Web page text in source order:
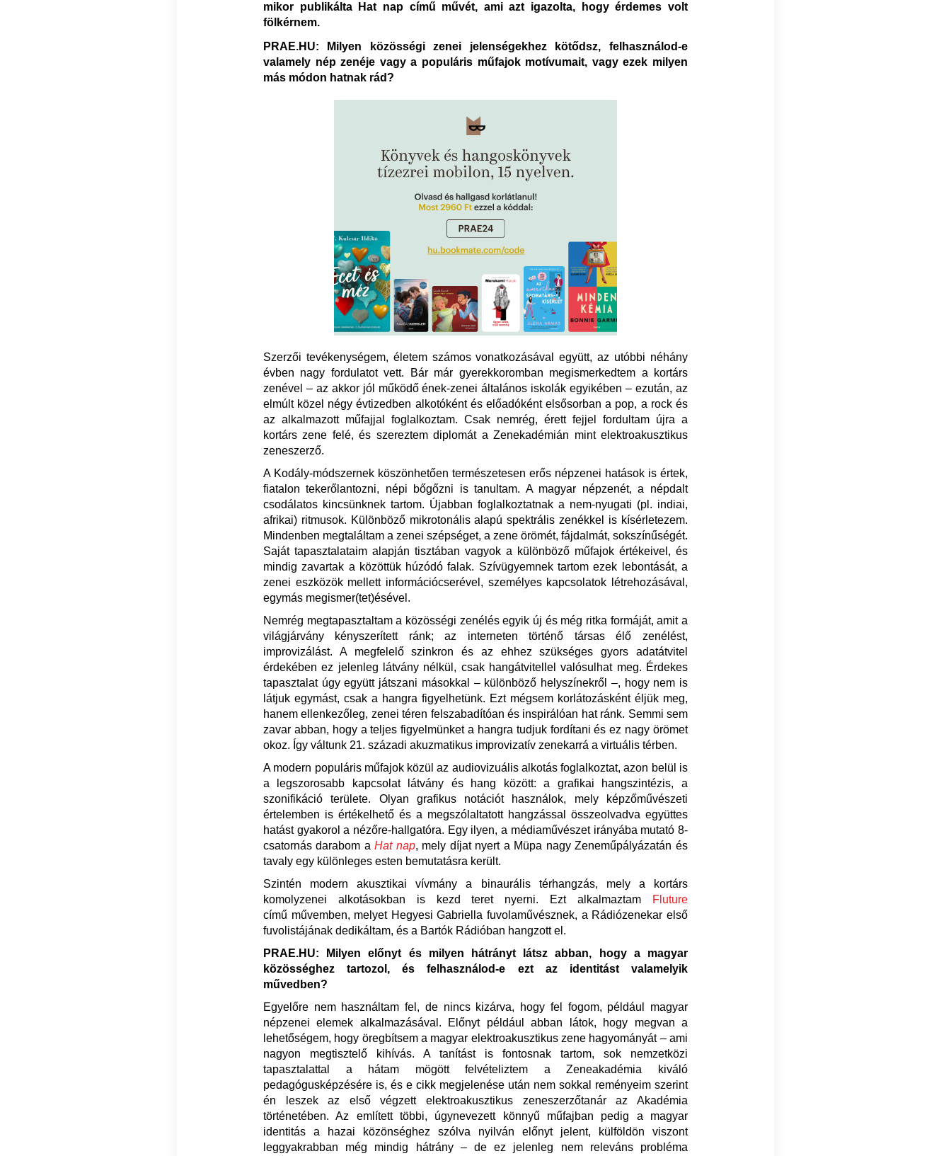
mikor publikálta Hat nap című művét, ami azt igazolta, hogy érdemes volt
fölkérnem.
PRAE.HU: Milyen közösségi zenei jelenségekhez kötődsz, felhasználod-e
valamely nép zenéje vagy a populáris műfajok motívumait, vagy ezek milyen
más módon hatnak rád?
Szerzői tevékenységem, életem számos vonatkozásával együtt, az utóbbi néhány
évben nagy fordulatot vett. Bár már gyerekkoromban megismerkedtem a kortárs
zenével – az akkor jól működő ének-zenei általános iskolák egyikében – ezután, az
elmúlt közel négy évtizedben alkotóként és előadóként elsősorban a pop, a rock és
az alkalmazott műfajjal foglalkoztam. Csak nemrég, érett fejjel fordultam újra a
kortárs zene felé, és szereztem diplomát a Zenekadémián mint elektroakusztikus
zeneszerző.
A Kodály-módszernek köszönhetően természetesen erős népzenei hatások is értek,
fiatalon tekerőlantozni, népi bőgőzni is tanultam. A magyar népzenét, a népdalt
csodálatos kincsünknek tartom. Újabban foglalkoztatnak a nem-nyugati (pl. indiai,
afrikai) ritmusok. Különböző mikrotonális alapú spektrális zenékkel is kísérletezem.
Mindenben megtaláltam a zenei szépséget, a zene örömét, fájdalmát, sokszínűségét.
Saját tapasztalataim alapján tisztában vagyok a különböző műfajok értékeivel, és
mindig zavartak a közöttük húzódó falak. Szívügyemnek tartom ezek lebontását, a
zenei eszközök mellett információcserével, személyes kapcsolatok létrehozásával,
egymás megismer(tet)ésével.
Nemrég megtapasztaltam a közösségi zenélés egyik új és még ritka formáját, amit a
világjárvány kényszerített ránk; az interneten történő társas élő zenélést,
improvizálást. A megfelelő szinkron és az ehhez szükséges gyors adatátvitel
érdekében ez jelenleg látvány nélkül, csak hangátvitellel valósulhat meg. Érdekes
tapasztalat úgy együtt játszani másokkal – különböző helyszínekről –, hogy nem is
látjuk egymást, csak a hangra figyelhetünk. Ezt mégsem korlátozásként éljük meg,
hanem ellenkezőleg, zenei téren felszabadítóan és inspirálóan hat ránk. Semmi sem
zavar abban, hogy a teljes figyelmünket a hangra tudjuk fordítani és ez nagy örömet
okoz. Így váltunk 21. századi akuzmatikus improvizatív zenekarrá a virtuális térben.
A modern populáris műfajok közül az audiovizuális alkotás foglalkoztat, azon belül is
a legszorosabb kapcsolat látvány és hang között: a grafikai hangszintézis, a
szonifikáció területe. Olyan grafikus notációt használok, mely képzőművészeti
értelemben is értékelhető és a megszólaltatott hangzással összeolvadva együttes
hatást gyakorol a nézőre-hallgatóra. Egy ilyen, a médiaművészet irányába mutató 8-
csatornás darabom aHat nap, mely díjat nyert a Müpa nagy Zeneműpályázatán és
tavaly egy különleges esten bemutatásra került.
​Szintén modern akusztikai vívmány a binaurális térhangzás, mely a kortárs
komolyzenei alkotásokban is kezd teret nyerni. Ezt alkalmaztam
Fluture
című művemben, melyet Hegyesi Gabriella fuvolaművésznek, a Rádiózenekar első
fuvolistájának dedikáltam, és a Bartók Rádióban hangzott el.
PRAE.HU: Milyen előnyt és milyen hátrányt látsz abban, hogy a magyar
közösséghez tartozol, és felhasználod-e ezt az identitást valamelyik
művedben?
Egyelőre nem használtam fel, de nincs kizárva, hogy fel fogom, például magyar
népzenei elemek alkalmazásával. Előnyt például abban látok, hogy megvan a
lehetőségem, hogy öregbítsem a magyar elektroakusztikus zene hagyományát – ami
nagyon megtisztelő kihívás. A tanítást is fontosnak tartom, sok nemzetközi
tapasztalattal a hátam mögött felvételiztem a Zeneakadémia kiváló
pedagógusképzésére is, és e cikk megjelenése után nem sokkal reményeim szerint
én leszek az első végzett elektroakusztikus zeneszerzőtanár az Akadémia
történetében. Az említett többi, úgynevezett könnyű műfajban pedig a magyar
identitás a hazai közönséghez szólva nyilván előnyt jelent, külföldön viszont
leggyakrabban még mindig hátrány – de ez jelenleg nem releváns probléma